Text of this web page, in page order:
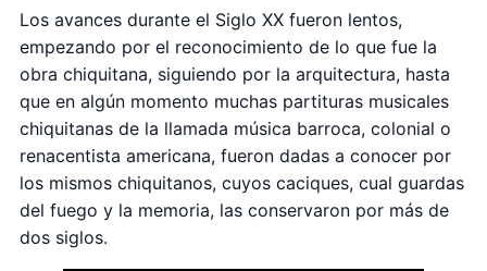
Los avances durante el Siglo XX fueron lentos,
empezando por el reconocimiento de lo que fue la
obra chiquitana, siguiendo por la arquitectura, hasta
que en algún momento muchas partituras musicales
chiquitanas de la llamada música barroca, colonial o
renacentista americana, fueron dadas a conocer por
los mismos chiquitanos, cuyos caciques, cual guardas
del fuego y la memoria, las conservaron por más de
dos siglos.